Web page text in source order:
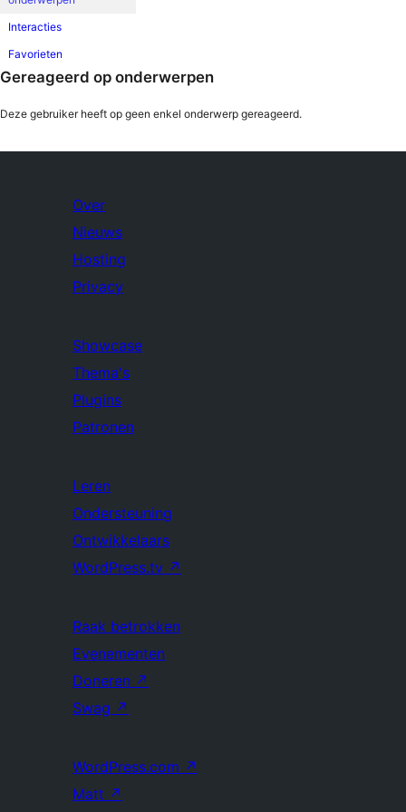
Interacties
Favorieten
Gereageerd op onderwerpen
Deze gebruiker heeft op geen enkel onderwerp gereageerd.
Over
Nieuws
Hosting
Privacy
Showcase
Thema's
Plugins
Patronen
Leren
Ondersteuning
Ontwikkelaars
WordPress.tv ↗
Raak betrokken
Evenementen
Doneren ↗
Swag ↗
WordPress.com ↗
Matt ↗